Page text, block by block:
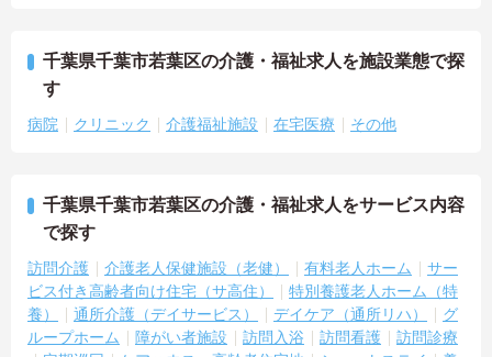
千葉県千葉市若葉区の介護・福祉求人を施設業態で探
す
病院 クリニック 介護福祉施設 在宅医療 その他
千葉県千葉市若葉区の介護・福祉求人をサービス内容
で探す
訪問介護 介護老人保健施設（老健） 有料老人ホーム
サー
ビス付き高齢者向け住宅（サ高住）
特別養護老人ホーム（特
養）
通所介護（デイサービス） デイケア（通所リハ）
グ
ループホーム
障がい者施設 訪問入浴 訪問看護
訪問診療